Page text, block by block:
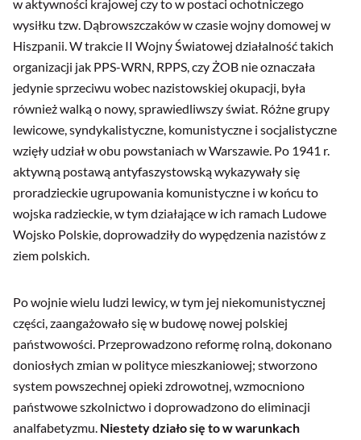
w aktywności krajowej czy to w postaci ochotniczego
wysiłku tzw. Dąbrowszczaków w czasie wojny domowej w
Hiszpanii. W trakcie II Wojny Światowej działalność takich
organizacji jak PPS-WRN, RPPS, czy ŻOB nie oznaczała
jedynie sprzeciwu wobec nazistowskiej okupacji, była
również walką o nowy, sprawiedliwszy świat. Różne grupy
lewicowe, syndykalistyczne, komunistyczne i socjalistyczne
wzięły udział w obu powstaniach w Warszawie. Po 1941 r.
aktywną postawą antyfaszystowską wykazywały się
proradzieckie ugrupowania komunistyczne i w końcu to
wojska radzieckie, w tym działające w ich ramach Ludowe
Wojsko Polskie, doprowadziły do wypędzenia nazistów z
ziem polskich.
Po wojnie wielu ludzi lewicy, w tym jej niekomunistycznej
części, zaangażowało się w budowę nowej polskiej
państwowości. Przeprowadzono reformę rolną, dokonano
doniosłych zmian w polityce mieszkaniowej; stworzono
system powszechnej opieki zdrowotnej, wzmocniono
państwowe szkolnictwo i doprowadzono do eliminacji
analfabetyzmu. Niestety działo się to w warunkach